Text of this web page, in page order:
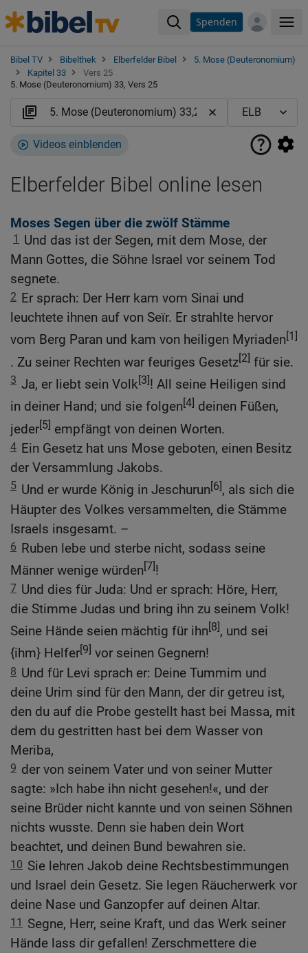
Spenden
Bibel TV Bibelthek Elberfelder Bibel
5. Mose (Deuteronomium)
Kapitel 33
Vers 25
5. Mose (Deuteronomium) 33, Vers 25
Videos einblenden
Elberfelder Bibel online lesen
Moses Segen über die zwölf Stämme
1
Und das ist der Segen, mit dem Mose, der
Mann Gottes, die Söhne Israel vor seinem Tod
segnete.
2 Er sprach: Der Herr kam vom Sinai und
leuchtete ihnen auf von Seïr. Er strahlte hervor
vom Berg Paran und kam von heiligen Myriaden[1]
. Zu seiner Rechten war feuriges Gesetz[2] für sie.
3 Ja, er liebt sein Volk[3]! All seine Heiligen sind
in deiner Hand; und sie folgen[4] deinen Füßen,
jeder[5] empfängt von deinen Worten.
4 Ein Gesetz hat uns Mose geboten, einen Besitz
der Versammlung Jakobs.
5 Und er wurde König in Jeschurun[6], als sich die
Häupter des Volkes versammelten, die Stämme
Israels insgesamt. –
6 Ruben lebe und sterbe nicht, sodass seine
Männer wenige würden[7]!
7 Und dies für Juda: Und er sprach: Höre, Herr,
die Stimme Judas und bring ihn zu seinem Volk!
Seine Hände seien mächtig für ihn[8], und sei
{ihm} Helfer[9] vor seinen Gegnern!
8 Und für Levi sprach er: Deine Tummim und
deine Urim sind für den Mann, der dir getreu ist,
den du auf die Probe gestellt hast bei Massa, mit
dem du gestritten hast bei dem Wasser von
Meriba,
9 der von seinem Vater und von seiner Mutter
sagte: »Ich habe ihn nicht gesehen!«, und der
seine Brüder nicht kannte und von seinen Söhnen
nichts wusste. Denn sie haben dein Wort
beachtet, und deinen Bund bewahren sie.
10 Sie lehren Jakob deine Rechtsbestimmungen
und Israel dein Gesetz. Sie legen Räucherwerk vor
deine Nase und Ganzopfer auf deinen Altar.
11 Segne, Herr, seine Kraft, und das Werk seiner
Hände lass dir gefallen! Zerschmettere die